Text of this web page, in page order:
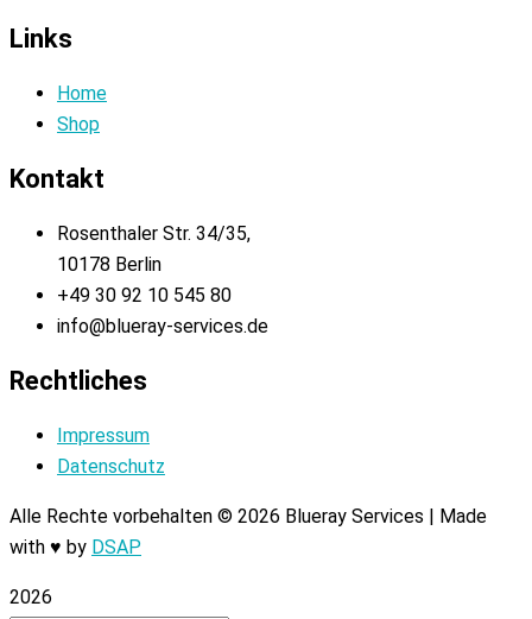
Links
Home
Shop
Kontakt
Rosenthaler Str. 34/35,
10178 Berlin
+49 30 92 10 545 80
info@blueray-services.de
Rechtliches
Impressum
Datenschutz
Alle Rechte vorbehalten © 2026 Blueray Services | Made
with ♥ by DSAP
2026